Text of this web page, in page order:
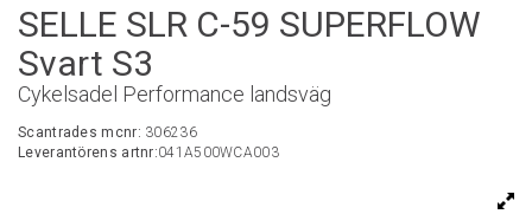
SELLE SLR C-59 SUPERFLOW
Svart S3
Cykelsadel Performance landsväg
Scantrades mcnr: 306236
Leverantörens artnr:041A500WCA003